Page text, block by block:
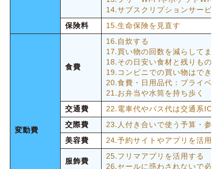
アプリを活用して効率よく節約する
【世帯人数別】生活費の平均と節約のポイント
1人暮らしの生活費の平均と内訳
2人暮らしの生活費の平均と内訳
3人暮らしの平均と内訳
4人暮らしの生活費の平均と内訳
節約術に関するよくある質問
Q.主婦が節約を継続するために意識したいこと
「お得=節約」とは限らない
14.サブスクリプションサービ
保険料
15.生命保険を見直す
変動費
食費
16.自炊する
17.買い物の回数を減らしてま
18.その日安い食材と残りもの
19.コンビニでの買い物はでき
20.食費・日用品代：プライベ
21.お弁当や水筒を持ち歩く
交通費
22.電車代やバス代は交通系IC
交際費
23.人付き合いで使う予算・参
美容費
24.予約サイトやアプリを活用
服飾費
25.フリマアプリを活用する
26.セールに惑わされないで必